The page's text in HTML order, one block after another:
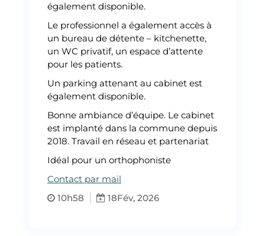
également disponible.
Le professionnel a également accès à
un bureau de détente – kitchenette,
un WC privatif, un espace d’attente
pour les patients.
Un parking attenant au cabinet est
également disponible.
Bonne ambiance d’équipe. Le cabinet
est implanté dans la commune depuis
2018. Travail en réseau et partenariat
Idéal pour un orthophoniste
Contact par mail
10h58
18Fév, 2026